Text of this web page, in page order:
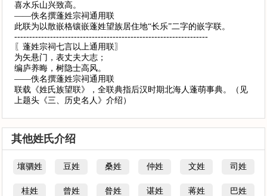
喜水乐山兴致高。
——佚名撰蓬姓宗祠通用联
此联为以散嵌格镶嵌蓬姓望族居住地“长乐”二字的嵌字联。
-----------------------------------------------------------------
〖蓬姓宗祠七言以上通用联〗
为矢悬门，表丈夫大志；
编庐养晦，树隐士高风。
——佚名撰蓬姓宗祠通用联
联载《姓氏族望联》，全联典指后汉时期北海人蓬萌事典。（见
上题头《三、历史名人》介绍）
其他姓氏介绍
壤驷姓 豆姓 桑姓 仲姓 文姓 司姓
桂姓 曾姓 昝姓 谌姓 蒋姓 巴姓